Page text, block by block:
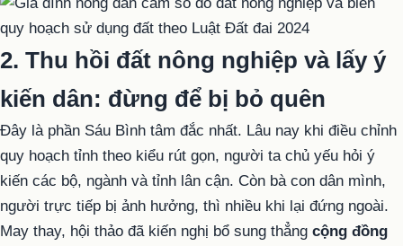
2. Thu hồi đất nông nghiệp và lấy ý
kiến dân: đừng để bị bỏ quên
Đây là phần Sáu Bình tâm đắc nhất. Lâu nay khi điều chỉnh
quy hoạch tỉnh theo kiểu rút gọn, người ta chủ yếu hỏi ý
kiến các bộ, ngành và tỉnh lân cận. Còn bà con dân mình,
người trực tiếp bị ảnh hưởng, thì nhiều khi lại đứng ngoài.
May thay, hội thảo đã kiến nghị bổ sung thẳng cộng đồng